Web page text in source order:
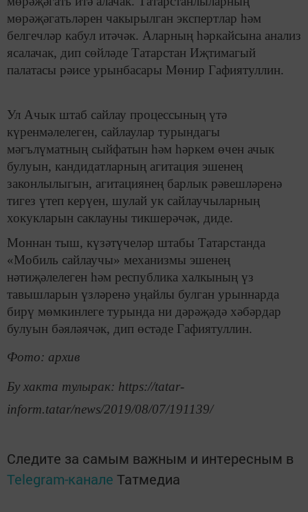
мөрәҗәгатьләрен чакырылган экспертлар һәм
белгечләр кабул итәчәк. Аларның һәркайсына анализ
ясалачак, дип сөйләде Татарстан Иҗтимагый
палатасы рәисе урынбасары Мөнир Гафиятуллин.
Ул Ачык штаб сайлау процессының үтә
күренмәлелеген, сайлаулар турындагы
мәгълүматның сыйфатын һәм һәркем өчен ачык
булуын, кандидатларның агитация эшенең
законлылыгын, агитациянең барлык рәвешләренә
тигез үтеп керүен, шулай ук сайлаучыларның
хокукларын саклауны тикшерәчәк, диде.
Моннан тыш, күзәтүчеләр штабы Татарстанда
«Мобиль сайлаучы» механизмы эшенең
нәтиҗәлелеген һәм республика халкының үз
тавышларын үзләренә уңайлы булган урыннарда
бирү мөмкинлеге турында ни дәрәҗәдә хәбәрдар
булуын бәяләячәк, дип өстәде Гафиятуллин.
Фото: архив
Бу хакта тулырак: https://tatar-
inform.tatar/news/2019/08/07/191139/
Следите за самым важным и интересным в
Telegram-канале Татмедиа